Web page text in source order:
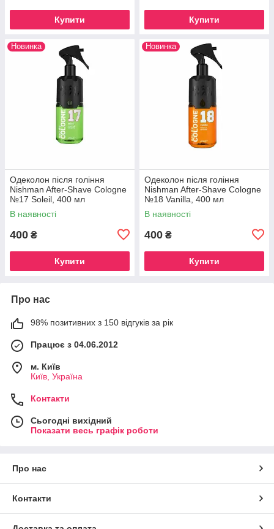
Купити Купити
Новинка
Одеколон після гоління
Nishman After-Shave Cologne
№17 Soleil, 400 мл
В наявності
400 ₴
Купити
Новинка
Одеколон після гоління
Nishman After-Shave Cologne
№18 Vanilla, 400 мл
В наявності
400 ₴
Купити
Про нас
98% позитивних з 150 відгуків за рік
Працює з 04.06.2012
м. Київ
Київ, Україна
Контакти
Сьогодні вихідний
Показати весь графік роботи
Про нас
Контакти